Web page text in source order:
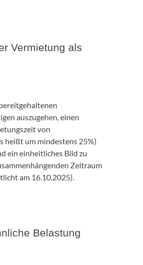
Vermietung als
auszugehen, einen
von
heißt um mindestens 25%)
ein einheitliches Bild zu
Zeitraum
am 16.10.2025).
Belastung